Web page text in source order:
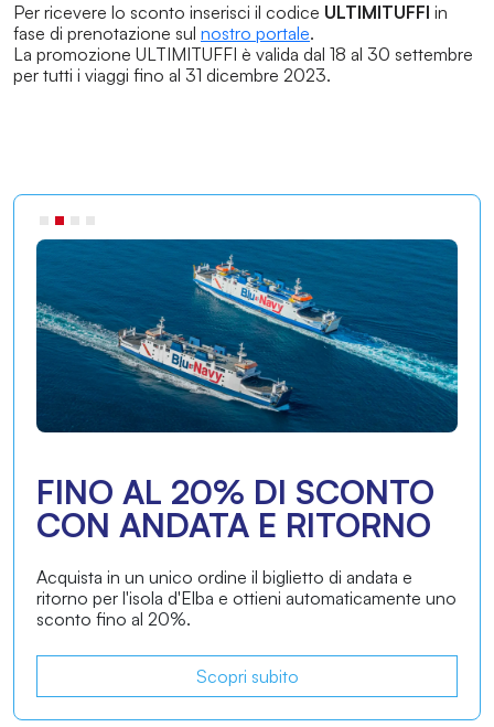
Per ricevere lo sconto inserisci il codice ULTIMITUFFI in
fase di prenotazione sul nostro portale.
La promozione ULTIMITUFFI è valida dal 18 al 30 settembre
per tutti i viaggi fino al 31 dicembre 2023.
PARTI PRIMA O PARTI
DOPO
servizio incluso ”parti prima parti dopo”, puoi
anticipare l’orario di partenza se arrivi prima alla
zona di imbarco o ritardarlo se un imprevisto ti
impedisce di arrivare in tempo.
Scopri subito